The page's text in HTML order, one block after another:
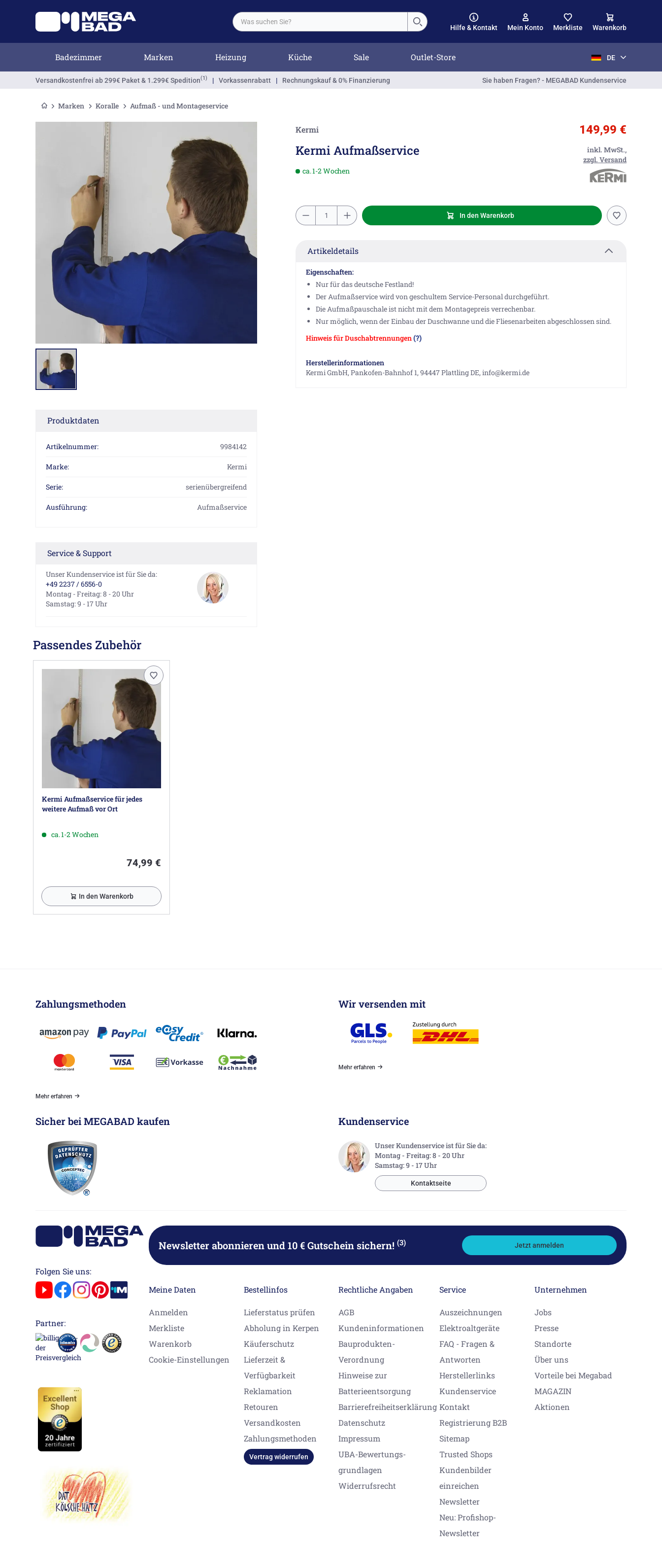
Hilfe & Kontakt Mein Konto Merkliste Warenkorb
Badezimmer Marken Heizung Küche Sale Outlet-Store DE
Versandkostenfrei ab 299€ Paket & 1.299€ Spedition(1) | Vorkassenrabatt | Rechnungskauf & 0% Finanzierung Sie haben Fragen? - MEGABAD Kundenservice
Marken Koralle Aufmaß - und Montageservice
Produktdaten
Artikelnummer: 9984142
Marke: Kermi
Serie: serienübergreifend
Ausführung: Aufmaßservice
Service & Support
Unser Kundenservice ist für Sie da:
+49 2237 / 6556-0
Montag - Freitag: 8 - 20 Uhr
Samstag: 9 - 17 Uhr
Kermi
Kermi Aufmaßservice
149,99 €
inkl. MwSt.,
zzgl. Versand
ca. 1-2 Wochen
In den Warenkorb
Artikeldetails
Eigenschaften:
Nur für das deutsche Festland!
Der Aufmaßservice wird von geschultem Service-Personal durchgeführt.
Die Aufmaßpauschale ist nicht mit dem Montagepreis verrechenbar.
Nur möglich, wenn der Einbau der Duschwanne und die Fliesenarbeiten abgeschlossen sind.
Hinweis für Duschabtrennungen(?)
Herstellerinformationen
Kermi GmbH, Pankofen-Bahnhof 1, 94447 Plattling DE, info@kermi.de
Passendes Zubehör
Kermi Aufmaßservice für jedes
weitere Aufmaß vor Ort
ca. 1-2 Wochen
74,99 €
In den Warenkorb
Zahlungsmethoden
Mehr erfahren
Wir versenden mit
Mehr erfahren
Sicher bei MEGABAD kaufen Kundenservice
Unser Kundenservice ist für Sie da:
Montag - Freitag: 8 - 20 Uhr
Samstag: 9 - 17 Uhr
Kontaktseite
Folgen Sie uns:
Partner:
Newsletter abonnierenund 10 € Gutschein sichern! (3) Jetzt anmelden
Meine Daten
Anmelden
Merkliste
Warenkorb
Cookie-Einstellungen
Bestellinfos
Lieferstatus prüfen
Abholung in Kerpen
Käuferschutz
Lieferzeit &
Verfügbarkeit
Reklamation
Retouren
Versandkosten
Zahlungsmethoden
Vertrag widerrufen
Rechtliche Angaben
AGB
Kundeninformationen
Bauprodukten-
Verordnung
Hinweise zur
Batterieentsorgung
Barrierefreiheitserklärung
Datenschutz
Impressum
UBA-Bewertungs-
grundlagen
Widerrufsrecht
Service
Auszeichnungen
Elektroaltgeräte
FAQ - Fragen &
Antworten
Herstellerlinks
Kundenservice
Kontakt
Registrierung B2B
Sitemap
Trusted Shops
Kundenbilder
einreichen
Newsletter
Neu: Profishop-
Newsletter
Unternehmen
Jobs
Presse
Standorte
Über uns
Vorteile bei Megabad
MAGAZIN
Aktionen